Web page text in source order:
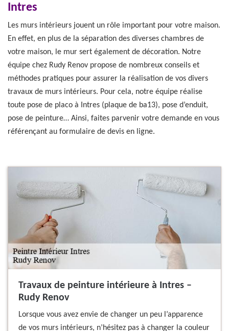
Intres
Les murs intérieurs jouent un rôle important pour votre maison.
En effet, en plus de la séparation des diverses chambres de
votre maison, le mur sert également de décoration. Notre
équipe chez Rudy Renov propose de nombreux conseils et
méthodes pratiques pour assurer la réalisation de vos divers
travaux de murs intérieurs. Pour cela, notre équipe réalise
toute pose de placo à Intres (plaque de ba13), pose d’enduit,
pose de peinture… Ainsi, faites parvenir votre demande en vous
référençant au formulaire de devis en ligne.
Travaux de peinture intérieure à Intres –
Rudy Renov
Lorsque vous avez envie de changer un peu l’apparence
de vos murs intérieurs, n’hésitez pas à changer la couleur